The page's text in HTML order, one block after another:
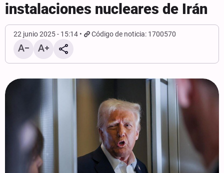
instalaciones nucleares de Irán
22 junio 2025 - 15:14 Código de noticia: 1700570